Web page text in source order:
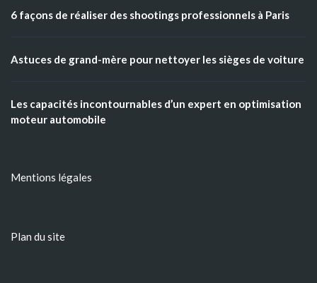
6 façons de réaliser des shootings professionnels à Paris
Astuces de grand-mère pour nettoyer les sièges de voiture
Les capacités incontournables d’un expert en optimisation
moteur automobile
Mentions légales
Plan du site